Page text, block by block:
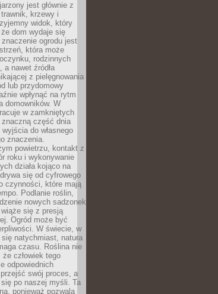
jest głównie z
krzewy i
widok, który
dom wydaje się
ogrodu jest
która może
rodzinnych
nawet źródła
z pielęgnowania
lub przydomowy
wpłynąć na rytm
domowników. W
w zamkniętych
część dnia
do własnego
znaczenia.
powietrzu, kontakt z
roku i wykonywanie
działa kojąco na
się od cyfrowego
czynności, które mają
Podlanie roślin,
nowych sadzonek
się z presją
Ogród może być
W świecie, w
natychmiast, natura
czasu. Roślina nie
człowiek tego
odpowiednich
swój proces, a
się po naszej myśli. Ta
ponieważ pozwala